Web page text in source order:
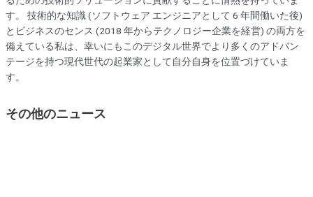
す。 技術的な知識 (ソフトウェア エンジニアとして 6 年間働いた後)
とビジネスのセンス (2018 年からテクノロジー企業を経営) の両方を
備えている私は、幸いにもこのデジタル世界でより多くのアドバン
テージを持つ現代世代の起業家として自分自身を位置づけていま
す。
その他のニュース